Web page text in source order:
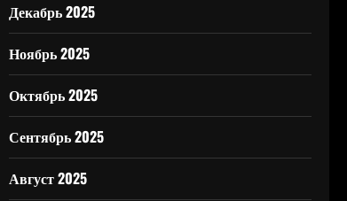
Декабрь 2025
Ноябрь 2025
Октябрь 2025
Сентябрь 2025
Август 2025